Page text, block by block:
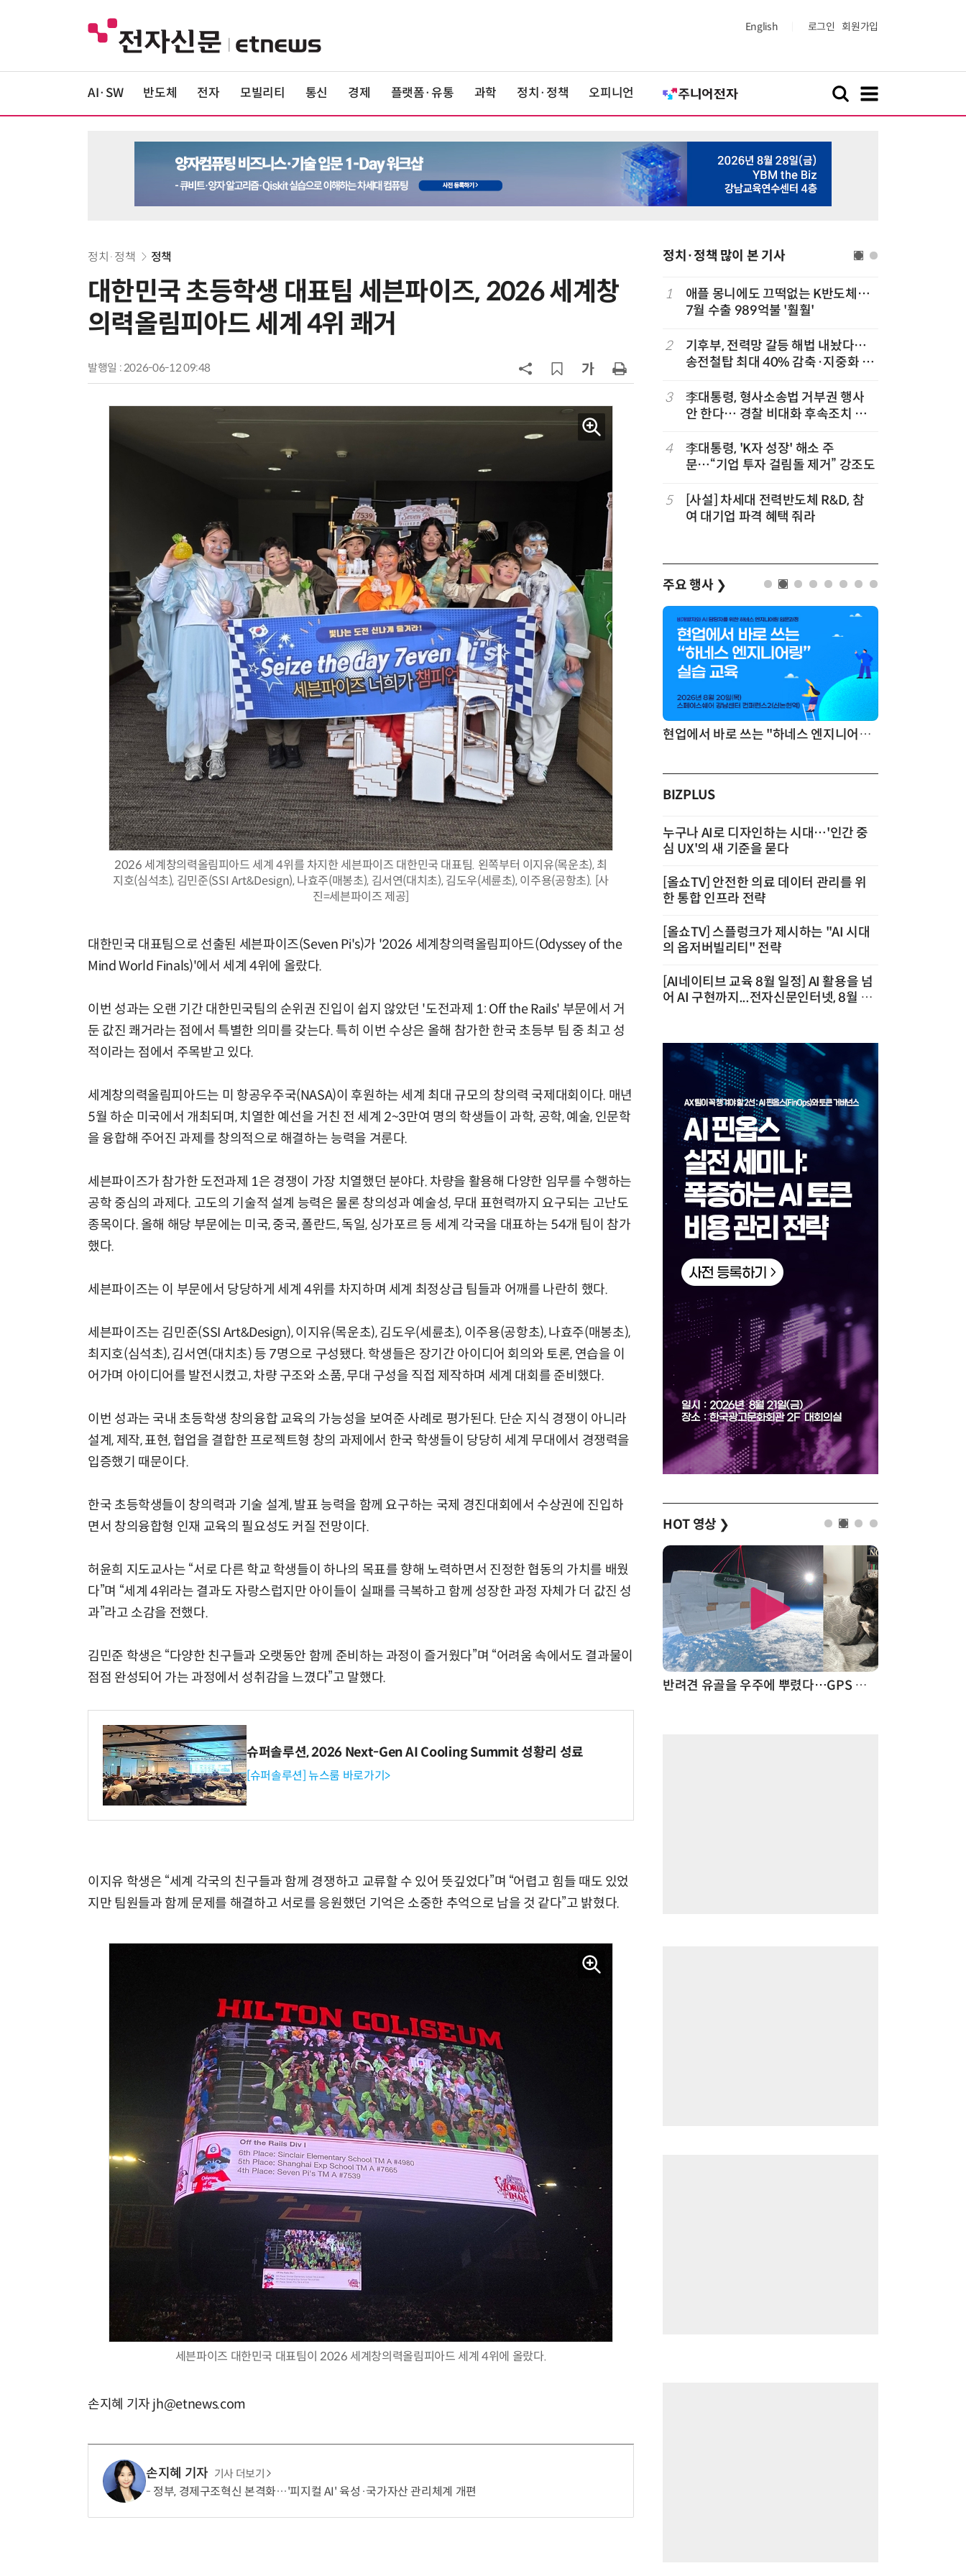
English 로그인 회원가입
AI·SW 반도체 전자 모빌리티 통신 경제 플랫폼·유통 과학 정치·정책 오피니언
정치·정책 정책
대한민국 초등학생 대표팀 세븐파이즈, 2026 세계창
의력올림피아드 세계 4위 쾌거
발행일 : 2026-06-12 09:48
2026 세계창의력올림피아드 세계 4위를 차지한 세븐파이즈 대한민국 대표팀. 왼쪽부터 이지유(목운초), 최
지호(심석초), 김민준(SSI Art&Design), 나효주(매봉초), 김서연(대치초), 김도우(세륜초), 이주용(공항초). [사
진=세븐파이즈 제공]
대한민국 대표팀으로 선출된 세븐파이즈(Seven Pi's)가 '2026 세계창의력올림피아드(Odyssey of the
Mind World Finals)'에서 세계 4위에 올랐다.
이번 성과는 오랜 기간 대한민국팀의 순위권 진입이 쉽지 않았던 '도전과제 1: Off the Rails' 부문에서 거
둔 값진 쾌거라는 점에서 특별한 의미를 갖는다. 특히 이번 수상은 올해 참가한 한국 초등부 팀 중 최고 성
적이라는 점에서 주목받고 있다.
세계창의력올림피아드는 미 항공우주국(NASA)이 후원하는 세계 최대 규모의 창의력 국제대회이다. 매년
5월 하순 미국에서 개최되며, 치열한 예선을 거친 전 세계 2~3만여 명의 학생들이 과학, 공학, 예술, 인문학
을 융합해 주어진 과제를 창의적으로 해결하는 능력을 겨룬다.
세븐파이즈가 참가한 도전과제 1은 경쟁이 가장 치열했던 분야다. 차량을 활용해 다양한 임무를 수행하는
공학 중심의 과제다. 고도의 기술적 설계 능력은 물론 창의성과 예술성, 무대 표현력까지 요구되는 고난도
종목이다. 올해 해당 부문에는 미국, 중국, 폴란드, 독일, 싱가포르 등 세계 각국을 대표하는 54개 팀이 참가
했다.
세븐파이즈는 이 부문에서 당당하게 세계 4위를 차지하며 세계 최정상급 팀들과 어깨를 나란히 했다.
세븐파이즈는 김민준(SSI Art&Design), 이지유(목운초), 김도우(세륜초), 이주용(공항초), 나효주(매봉초),
최지호(심석초), 김서연(대치초) 등 7명으로 구성됐다. 학생들은 장기간 아이디어 회의와 토론, 연습을 이
어가며 아이디어를 발전시켰고, 차량 구조와 소품, 무대 구성을 직접 제작하며 세계 대회를 준비했다.
이번 성과는 국내 초등학생 창의융합 교육의 가능성을 보여준 사례로 평가된다. 단순 지식 경쟁이 아니라
설계, 제작, 표현, 협업을 결합한 프로젝트형 창의 과제에서 한국 학생들이 당당히 세계 무대에서 경쟁력을
입증했기 때문이다.
한국 초등학생들이 창의력과 기술 설계, 발표 능력을 함께 요구하는 국제 경진대회에서 수상권에 진입하
면서 창의융합형 인재 교육의 필요성도 커질 전망이다.
허윤희 지도교사는 “서로 다른 학교 학생들이 하나의 목표를 향해 노력하면서 진정한 협동의 가치를 배웠
다”며 “세계 4위라는 결과도 자랑스럽지만 아이들이 실패를 극복하고 함께 성장한 과정 자체가 더 값진 성
과”라고 소감을 전했다.
김민준 학생은 “다양한 친구들과 오랫동안 함께 준비하는 과정이 즐거웠다”며 “어려움 속에서도 결과물이
점점 완성되어 가는 과정에서 성취감을 느꼈다”고 말했다.
슈퍼솔루션, 2026 Next-Gen AI Cooling Summit 성황리 성료
[슈퍼솔루션] 뉴스룸 바로가기>
이지유 학생은 “세계 각국의 친구들과 함께 경쟁하고 교류할 수 있어 뜻깊었다”며 “어렵고 힘들 때도 있었
지만 팀원들과 함께 문제를 해결하고 서로를 응원했던 기억은 소중한 추억으로 남을 것 같다”고 밝혔다.
세븐파이즈 대한민국 대표팀이 2026 세계창의력올림피아드 세계 4위에 올랐다.
손지혜 기자 jh@etnews.com
손지혜 기자 기사 더보기
정부, 경제구조혁신 본격화…'피지컬 AI' 육성·국가자산 관리체계 개편
정치·정책 많이 본 기사
6
[2026 세제 개편안] 기업 '국내생
동계·소상공인 이의 모두 기각
한 바퀴…귀국 직후 부동산·증시 점
메가프로젝트 속도전…'산업자원안
보기금' 신설해 공급망 사수
10 韓美, AI·양자기술 '국제표준' 주도
권 잡는다
1
애플 몽니에도 끄떡없는 K반도체…
7월 수출 989억불 '훨훨'
2
기후부, 전력망 갈등 해법 내놨다…
송전철탑 최대 40% 감축·지중화 확
3
李대통령, 형사소송법 거부권 행사
안 한다… 경찰 비대화 후속조치 점
4
李대통령, 'K자 성장' 해소 주
문…“기업 투자 걸림돌 제거” 강조도
5
[사설] 차세대 전력반도체 R&D, 참
여 대기업 파격 혜택 줘라
주요 행사 ❯
양자컴퓨팅 비즈니스·기술 입문 1-Day 워크샵 - 큐비트·양자 알고리듬·Qiskit 실습으로 이해하는 차세대 현업에서 바로 쓰는 "하네스 엔지니어링" 실습 교육
BIZPLUS
누구나 AI로 디자인하는 시대…'인간 중
심 UX'의 새 기준을 묻다
[올쇼TV] 안전한 의료 데이터 관리를 위
한 통합 인프라 전략
[올쇼TV] 스플렁크가 제시하는 "AI 시대
의 옵저버빌리티" 전략
[AI네이티브 교육 8월 일정] AI 활용을 넘
어 AI 구현까지...전자신문인터넷, 8월 실
HOT 영상 ❯
반려견 유골을 우주에 뿌렸다…GPS 추적기로 회수까지 성공